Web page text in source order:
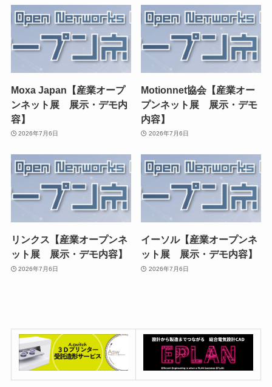
Moxa Japan【産業オープ
ンネット展 展示・デモ内
容】
2026年7月6日
Motionnet協会【産業オー
プンネット展 展示・デモ
内容】
2026年7月6日
リンクス【産業オープンネ
ット展 展示・デモ内容】
2026年7月6日
イーソル【産業オープンネ
ット展 展示・デモ内容】
2026年7月6日